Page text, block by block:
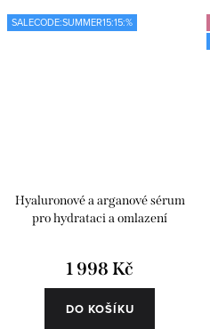
SALECODE:SUMMER15:15:%
Hyaluronové a arganové sérum
pro hydrataci a omlazení
1 998 Kč
DO KOŠÍKU